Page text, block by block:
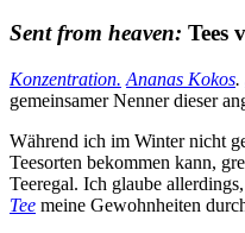
Sent from heaven: Tees
Konzentration. Ananas Kokos.
gemeinsamer Nenner dieser
Während ich im Winter nicht
Teesorten bekommen kann,
Teeregal. Ich glaube
Tee meine Gewohnheiten